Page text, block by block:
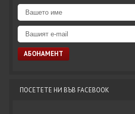
ПОСЕТЕТЕ НИ ВЪВ FACEBOOK